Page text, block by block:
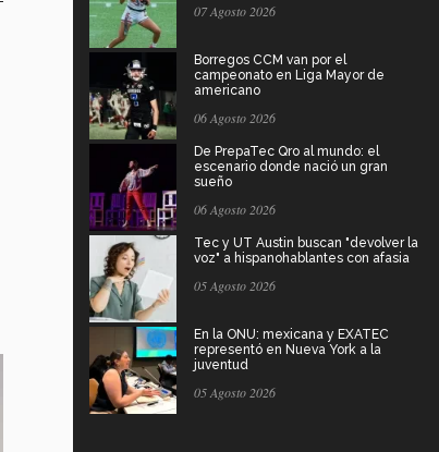
07 Agosto 2026
Borregos CCM van por el
campeonato en Liga Mayor de
americano
06 Agosto 2026
De PrepaTec Qro al mundo: el
escenario donde nació un gran
sueño
06 Agosto 2026
Tec y UT Austin buscan "devolver la
voz" a hispanohablantes con afasia
05 Agosto 2026
En la ONU: mexicana y EXATEC
representó en Nueva York a la
juventud
05 Agosto 2026